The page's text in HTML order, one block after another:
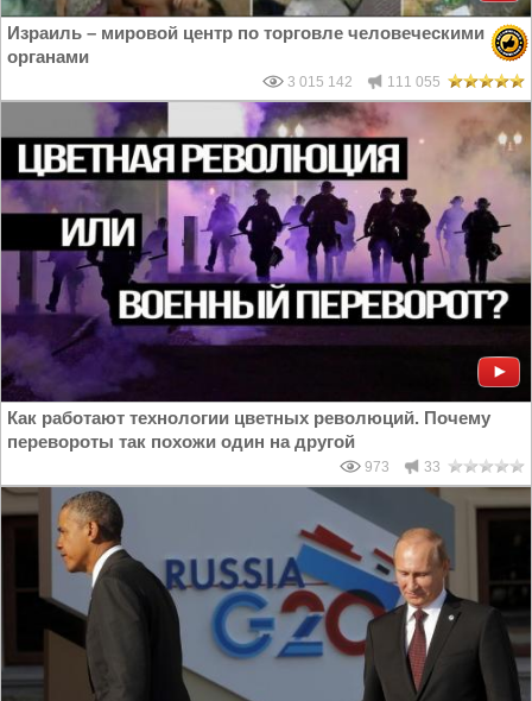
Израиль – мировой центр по торговле человеческими
органами
3 015 142 111 055
Как работают технологии цветных революций. Почему
перевороты так похожи один на другой
973 33